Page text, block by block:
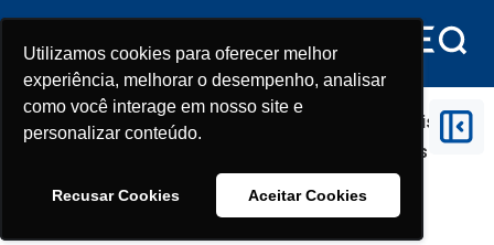
Utilizamos cookies para oferecer melhor
experiência, melhorar o desempenho, analisar
como você interage em nosso site e
personalizar conteúdo.
Recusar Cookies Aceitar Cookies
Utilizamos cookies para oferecer melhor
experiência, melhorar o desempenho, analisar
como você interage em nosso site e
personalizar conteúdo.
Recusar Cookies Aceitar Cookies
Medicina > Como tirar o título de especialista
no Brasil? Entenda regras e o impacto das novas